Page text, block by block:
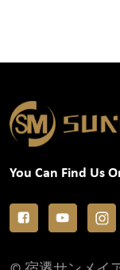
You Can Find Us